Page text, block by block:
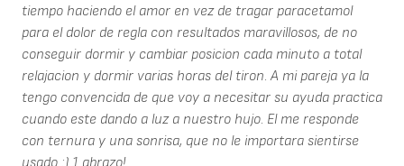
tiempo haciendo el amor en vez de tragar paracetamol
para el dolor de regla con resultados maravillosos, de no
conseguir dormir y cambiar posicion cada minuto a total
relajacion y dormir varias horas del tiron. A mi pareja ya la
tengo convencida de que voy a necesitar su ayuda practica
cuando este dando a luz a nuestro hujo. El me responde
con ternura y una sonrisa, que no le importara sientirse